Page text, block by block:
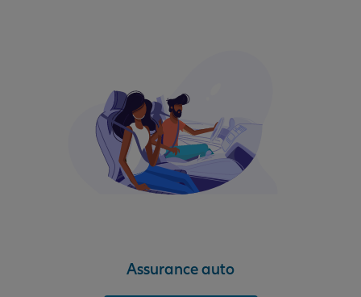
Assurance auto